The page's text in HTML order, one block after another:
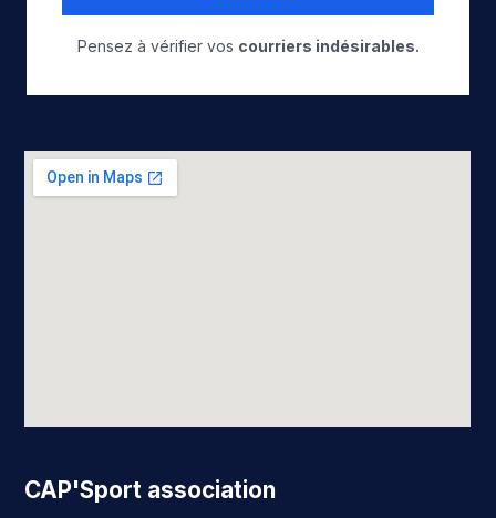
Pensez à vérifier vos courriers indésirables.
CAP'Sport association